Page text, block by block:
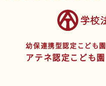
幼保連携型認定こども園
アテネ認定こども園